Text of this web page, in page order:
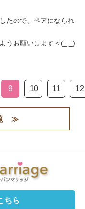
たので、ペアになられ
うお願いします＜(_ _)
9 10 11 12
覧 ≫
ちら